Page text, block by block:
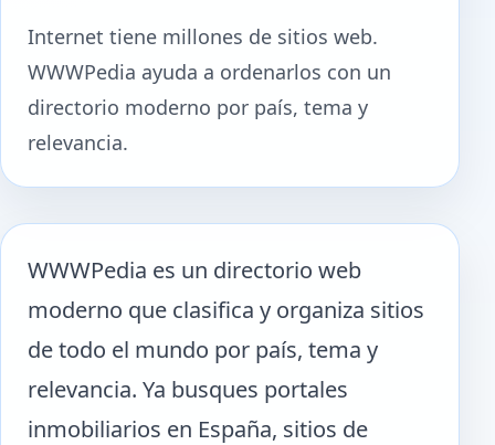
Internet tiene millones de sitios web.
WWWPedia ayuda a ordenarlos con un
directorio moderno por país, tema y
relevancia.
WWWPedia es un directorio web
moderno que clasifica y organiza sitios
de todo el mundo por país, tema y
relevancia. Ya busques portales
inmobiliarios en España, sitios de